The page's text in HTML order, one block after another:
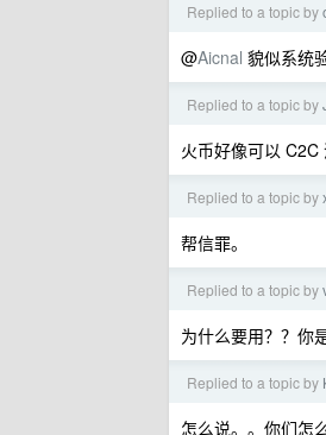
Replied to a topic by
@Aicnal 貌似系统
Replied to a topic by
火币好像可以 C2C
Replied to a topic by
帮信罪。
Replied to a topic by
为什么要用？？你
Replied to a topic by
怎么说。。你们怎